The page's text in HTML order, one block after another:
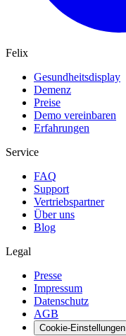
Felix
Gesundheitsdisplay
Demenz
Preise
Demo vereinbaren
Erfahrungen
Service
FAQ
Support
Vertriebspartner
Über uns
Blog
Legal
Presse
Impressum
Datenschutz
AGB
Cookie-Einstellungen